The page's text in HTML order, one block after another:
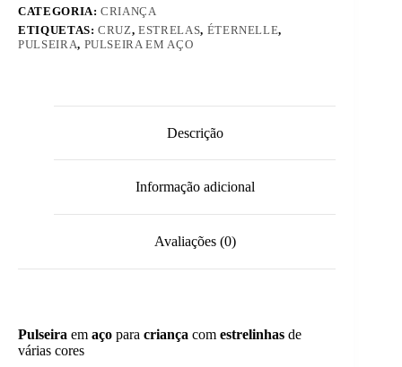
CATEGORIA:CRIANÇA
ETIQUETAS:CRUZ,ESTRELAS, ÉTERNELLE,
PULSEIRA, PULSEIRA EM AÇO
Descrição
Informação adicional
Avaliações (0)
Pulseira em aço para criança com estrelinhas de
várias cores